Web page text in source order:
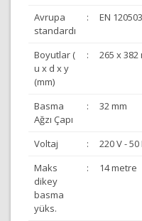
Avrupa
standardı
: EN 120503
Boyutlar (
u x d x y
(mm)
: 265 x 382
Basma
Ağzı Çapı
: 32 mm
Voltaj :
220 V -
Maks
dikey
basma
yüks.
: 14 metre